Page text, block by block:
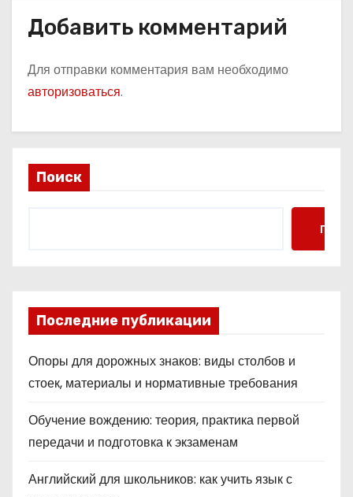
Добавить комментарий
Для отправки комментария вам необходимо
авторизоваться.
Поиск
Поиск
Последние публикации
Опоры для дорожных знаков: виды столбов и
стоек, материалы и нормативные требования
Обучение вождению: теория, практика первой
передачи и подготовка к экзаменам
Английский для школьников: как учить язык с